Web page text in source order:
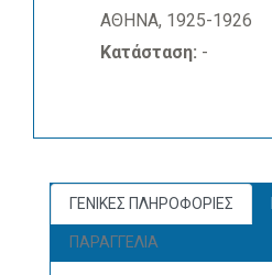
ΑΘΗΝΑ, 1925-1926
Κατάσταση: -
ΓΕΝΙΚΕΣ ΠΛΗΡΟΦΟΡΙΕΣ
ΠΑΡΑΓΓΕΛΙΑ